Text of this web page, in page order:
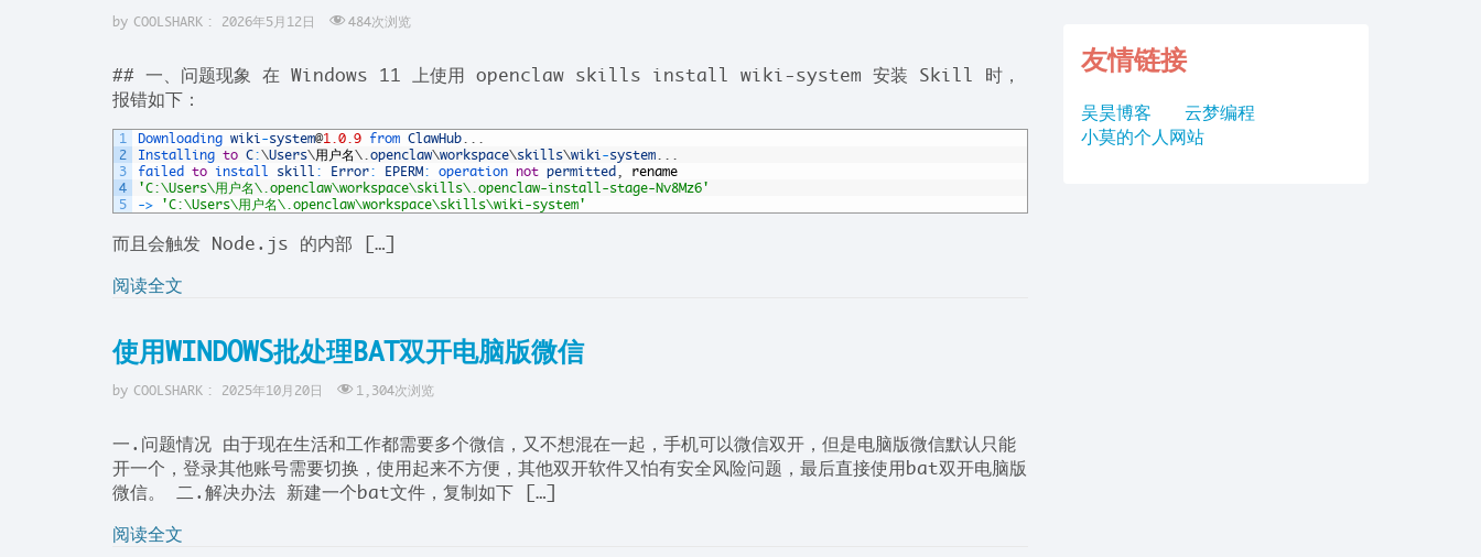
by COOLSHARK : 2026年5月12日 484次浏览
## 一、问题现象 在 Windows 11 上使用 openclaw skills install wiki-system 安装 Skill 时，
报错如下：
1
2
3
4
5
Downloading wiki-system@1.0.9 from ClawHub. . .
Installing to C:\Users\用户名\.openclaw\workspace\skills\wiki-system. . .
failed to install skill : Error: EPERM: operation not permitted ,
rename
'C:\Users\用户名\.openclaw\workspace\skills\.openclaw-install-stage-Nv8Mz6'
-> 'C:\Users\用户名\.openclaw\workspace\skills\wiki-system'
而且会触发 Node.js 的内部 […]
阅读全文
使用WINDOWS批处理BAT双开电脑版微信
by COOLSHARK : 2025年10月20日 1,304次浏览
一.问题情况 由于现在生活和工作都需要多个微信，又不想混在一起，手机可以微信双开，但是电脑版微信默认只能
开一个，登录其他账号需要切换，使用起来不方便，其他双开软件又怕有安全风险问题，最后直接使用bat双开电脑版
微信。 二.解决办法 新建一个bat文件，复制如下 […]
阅读全文
友情链接
吴昊博客
云梦编程
小莫的个人网站